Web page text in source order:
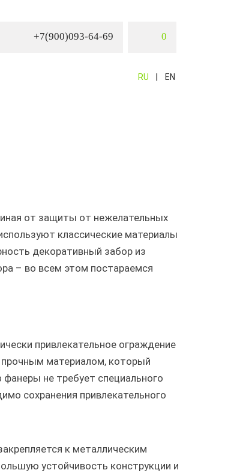
+7(900)093-64-69 0
RU EN
от защиты от нежелательных
классические материалы
декоративный забор из
– во всем этом постараемся
привлекательное ограждение
материалом, который
не требует специального
сохранения привлекательного
к металлическим
устойчивость конструкции и